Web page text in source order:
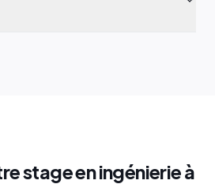
stage en ingénierie à